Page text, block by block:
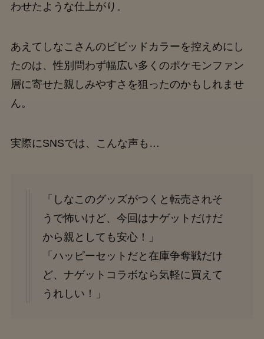
わせたような仕上がり。
あえてしなこさんのビビッドカラーを控えめにし
たのは、性別問わず幅広い多くのポケモンファン
層に寄せた親しみやすさを狙ったのかもしれませ
ん。
実際にSNSでは、こんな声も…
「しなこのグッズがつくと転売されそ
うで怖いけど、今回はナゲットだけだ
から親としても安心！」
「ハッピーセットだと在庫争奪戦だけ
ど、ナゲットコラボなら気軽に買えて
うれしい！」